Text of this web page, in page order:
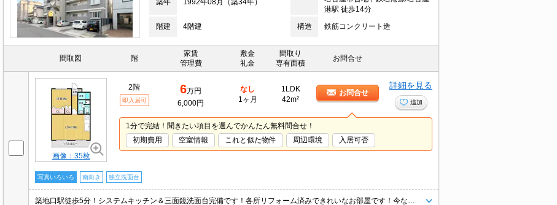
港駅 徒歩14分
築年 1992年08月（築34年）
階建 4階建 構造 鉄筋コンクリート造
間取図 階
家賃
管理費
敷金
礼金
間取り
専有面積
お問合せ
画像：35枚
2階
即入居可
6万円
6,000円
なし
1ヶ月
1LDK
42m²
お問合せ
詳細を見る
追加
1分で完結！聞きたい項目を選んでかんたん無料問合せ！
初期費用
空室情報 これと似た物件 周辺環境 入居可否
写真いろいろ 南向き 独立洗面台